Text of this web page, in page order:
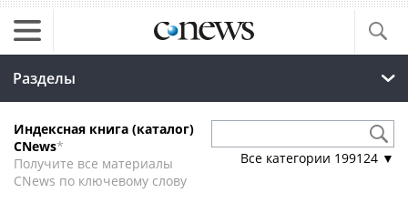
Разделы
Индексная книга (каталог)
CNews*
Получите все материалы
CNews по ключевому слову
Все категории 199124 ▼